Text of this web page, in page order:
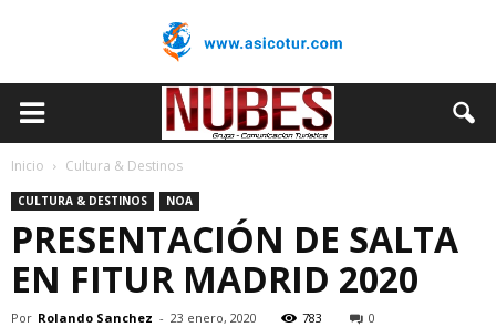
Inicio Cultura & Destinos
CULTURA & DESTINOS NOA
PRESENTACIÓN DE SALTA
EN FITUR MADRID 2020
Por Rolando Sanchez - 23 enero, 2020 783 0